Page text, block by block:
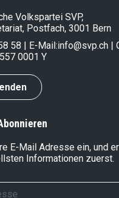
Volkspartei SVP,
Postfach, 3001 Bern
58 | E-Mail:info@svp.ch |
0001 Y
E-Mail Adresse ein, und
Informationen zuerst.